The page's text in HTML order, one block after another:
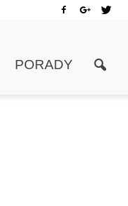
PORADY